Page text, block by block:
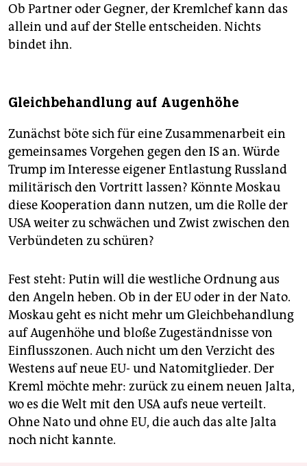
Ob Partner oder Gegner, der Kremlchef kann das
allein und auf der Stelle entscheiden. Nichts
bindet ihn.
Gleichbehandlung auf Augenhöhe
Zunächst böte sich für eine Zusammenarbeit ein
gemeinsames Vorgehen gegen den IS an. Würde
Trump im Interesse eigener Entlastung Russland
militärisch den Vortritt lassen? Könnte Moskau
diese Kooperation dann nutzen, um die Rolle der
USA weiter zu schwächen und Zwist zwischen den
Verbündeten zu schüren?
Fest steht: Putin will die westliche Ordnung aus
den Angeln heben. Ob in der EU oder in der Nato.
Moskau geht es nicht mehr um Gleichbehandlung
auf Augenhöhe und bloße Zugeständnisse von
Einflusszonen. Auch nicht um den Verzicht des
Westens auf neue EU- und Natomitglieder. Der
Kreml möchte mehr: zurück zu einem neuen Jalta,
wo es die Welt mit den USA aufs neue verteilt.
Ohne Nato und ohne EU, die auch das alte Jalta
noch nicht kannte.